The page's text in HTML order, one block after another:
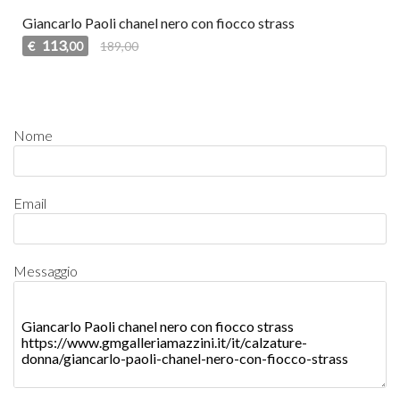
Giancarlo Paoli chanel nero con fiocco strass
€ 113,00 189,00
Nome
Email
Messaggio